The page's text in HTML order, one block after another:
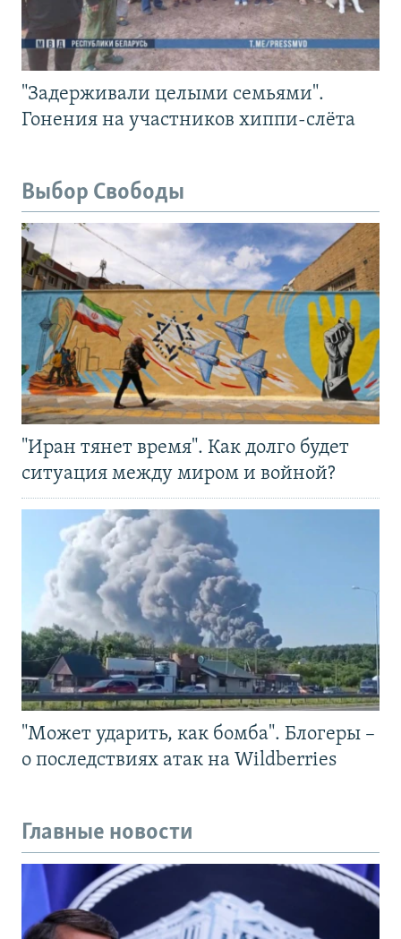
"Задерживали целыми семьями".
Гонения на участников хиппи-слёта
Выбор Свободы
"Иран тянет время". Как долго будет
ситуация между миром и войной?
"Может ударить, как бомба". Блогеры –
о последствиях атак на Wildberries
Главные новости